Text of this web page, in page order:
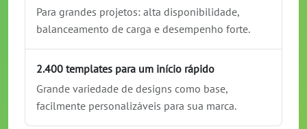
Para grandes projetos: alta disponibilidade,
balanceamento de carga e desempenho forte.
2.400 templates para um início rápido
Grande variedade de designs como base,
facilmente personalizáveis para sua marca.